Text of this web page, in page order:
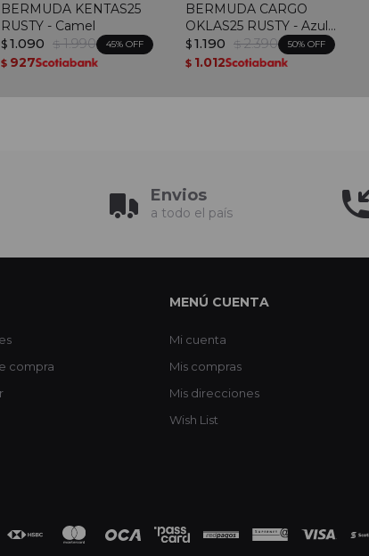
BERMUDA KENTAS25
RUSTY - Camel
$ 1.090 $ 1.990 45
$ 927
BERMUDA CARGO
OKLAS25 RUSTY - Azul
Piedra
$ 1.190 $ 2.390 50
$ 1.012
Envios
a todo el país
compra
MENÚ CUENTA
Mi cuenta
Mis compras
Mis direcciones
Wish List